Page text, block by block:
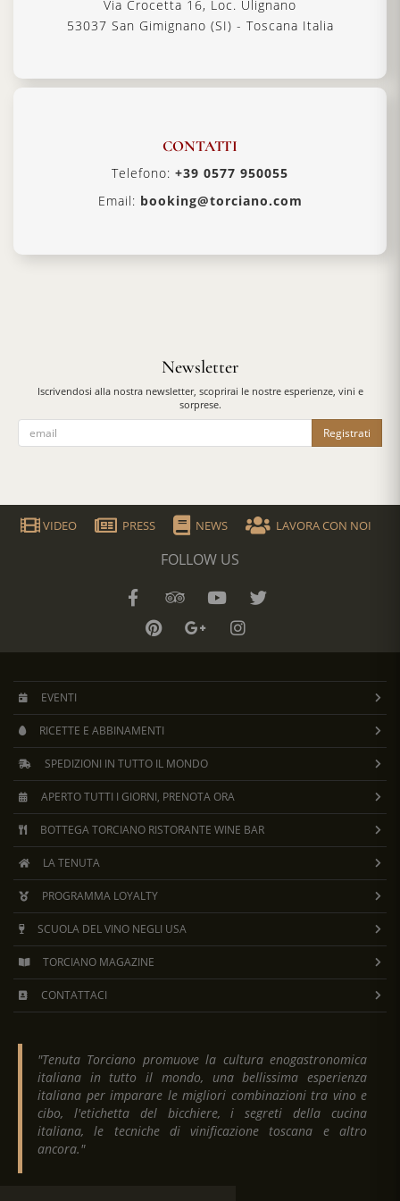
Via Crocetta 16, Loc. Ulignano
53037 San Gimignano (SI) - Toscana Italia
CONTATTI
Telefono: +39 0577 950055
Email: booking@torciano.com
Newsletter
Iscrivendosi alla nostra newsletter, scoprirai le nostre esperienze, vini e
sorprese.
Registrati
VIDEO PRESS NEWS LAVORA CON NOI
FOLLOW US
EVENTI
RICETTE E ABBINAMENTI
SPEDIZIONI IN TUTTO IL MONDO
APERTO TUTTI I GIORNI, PRENOTA ORA
BOTTEGA TORCIANO RISTORANTE WINE BAR
LA TENUTA
PROGRAMMA LOYALTY
SCUOLA DEL VINO NEGLI USA
TORCIANO MAGAZINE
CONTATTACI
"Tenuta Torciano promuove la cultura enogastronomica
italiana in tutto il mondo, una bellissima esperienza
italiana per imparare le migliori combinazioni tra vino e
cibo, l'etichetta del bicchiere, i segreti della cucina
italiana, le tecniche di vinificazione toscana e altro
ancora."